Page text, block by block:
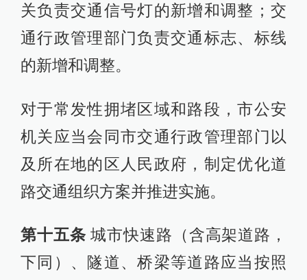
关负责交通信号灯的新增和调整；交
通行政管理部门负责交通标志、标线
的新增和调整。
对于常发性拥堵区域和路段，市公安
机关应当会同市交通行政管理部门以
及所在地的区人民政府，制定优化道
路交通组织方案并推进实施。
第十五条 城市快速路（含高架道路，
下同）、隧道、桥梁等道路应当按照